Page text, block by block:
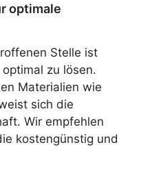
optimale
Stelle ist
zu lösen.
Materialien wie
sich die
Wir empfehlen
kostengünstig und